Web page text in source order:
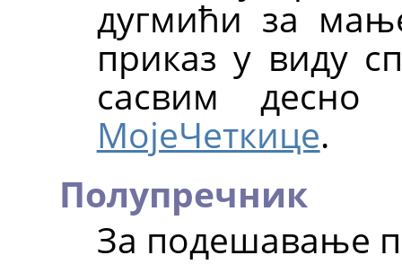
дугмићи за
приказ у виду
сасвим
МојеЧеткице.
Полупречник
За подешавање